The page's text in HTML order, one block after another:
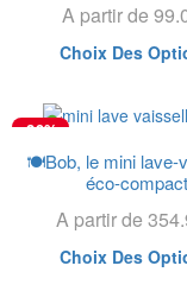
A partir de
Choix Des
-29%
🍽️Bob, le mini lave-
éco-compact
A partir de
Choix Des